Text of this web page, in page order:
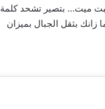
ميت… بتصير تشحد كلمة
بثقل الجبال بميزان